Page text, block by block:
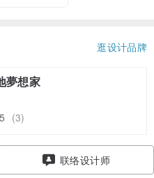
逛设计品牌
夢想家
5 (3)
联络设计师